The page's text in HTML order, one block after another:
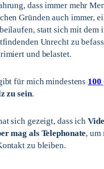
dass immer mehr
Gründen auch immer,
statt sich mit dem
Unrecht zu
und belastet.
für mich mindestens 100
zu sein.
sich gezeigt, dass ich
mag als Telephonate, um
zu bleiben.